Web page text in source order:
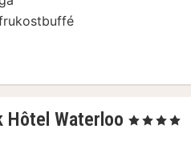
Hôtel Waterloo 1
, 4 Stjärnor